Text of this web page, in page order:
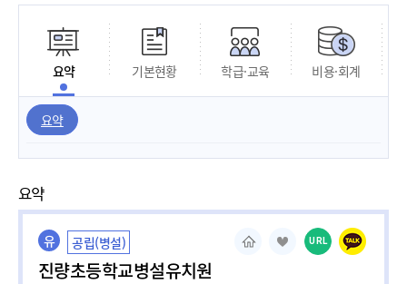
요약 기본현황 학급·교육 비용·회계
요약
요약
유 공립(병설)
진량초등학교병설유치원
URL